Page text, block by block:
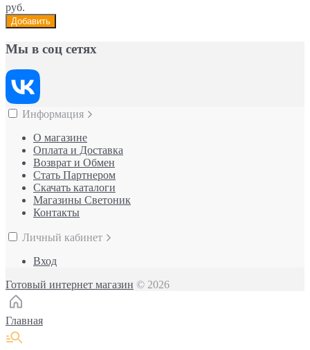
руб.
Добавить
Мы в соц сетях
Информация
О магазине
Оплата и Доставка
Возврат и Обмен
Стать Партнером
Скачать каталоги
Магазины Светоник
Контакты
Личный кабинет
Вход
Готовый интернет магазин © 2026
Главная